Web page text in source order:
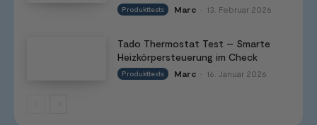
Produkttests Marc 13. Februar 2026
Tado Thermostat Test – Smarte
Heizkörpersteuerung im Check
Produkttests Marc 16. Januar 2026